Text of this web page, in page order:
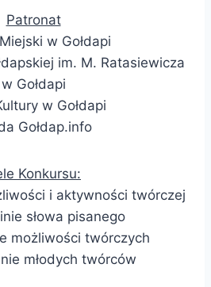
Patronat
w Gołdapi
im. M. Ratasiewicza
w Gołdapi
w Gołdapi
Gołdap.info
Konkursu:
i aktywności twórczej
słowa pisanego
możliwości twórczych
młodych twórców